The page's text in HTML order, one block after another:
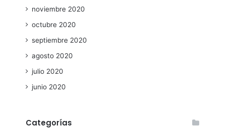
noviembre 2020
octubre 2020
septiembre 2020
agosto 2020
julio 2020
junio 2020
Categorías